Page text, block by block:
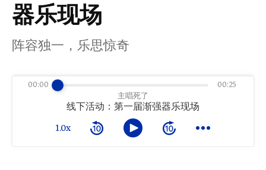
器乐现场
阵容独一，乐思惊奇
主唱死了
线下活动：第一届渐强器乐现场
1.0x
00:00 00:25